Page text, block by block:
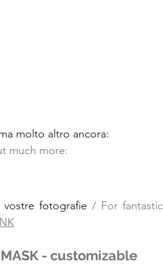
molto altro ancora:
much more:
vostre fotografie / For fantastic
- customizable